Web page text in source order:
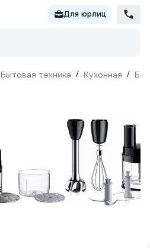
Для юрлиц
Бытовая техника / Кухонная /